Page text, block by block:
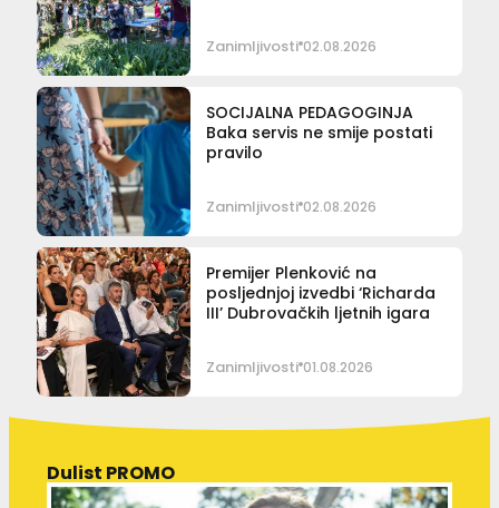
Zanimljivosti 02.08.2026
SOCIJALNA PEDAGOGINJA
Baka servis ne smije postati
pravilo
Zanimljivosti 02.08.2026
Premijer Plenković na
posljednjoj izvedbi ‘Richarda
III’ Dubrovačkih ljetnih igara
Zanimljivosti 01.08.2026
Dulist PROMO